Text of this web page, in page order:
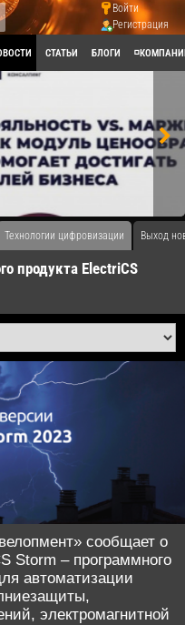
Войти
Регистрация
СТАТЬИ БЛОГИ
Технологии цифровизации ​Выход
продукта ElectriCS
сообщает о
Storm – программного
автоматизации
электромагнитной